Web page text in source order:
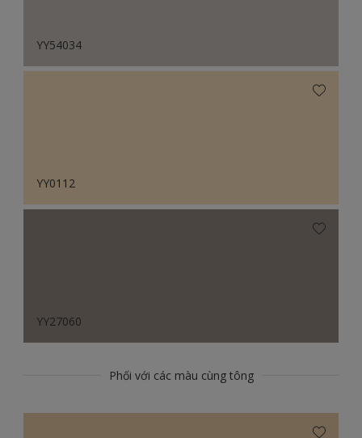
YY54034
YY0112
YY27060
Phối với các màu cùng tông